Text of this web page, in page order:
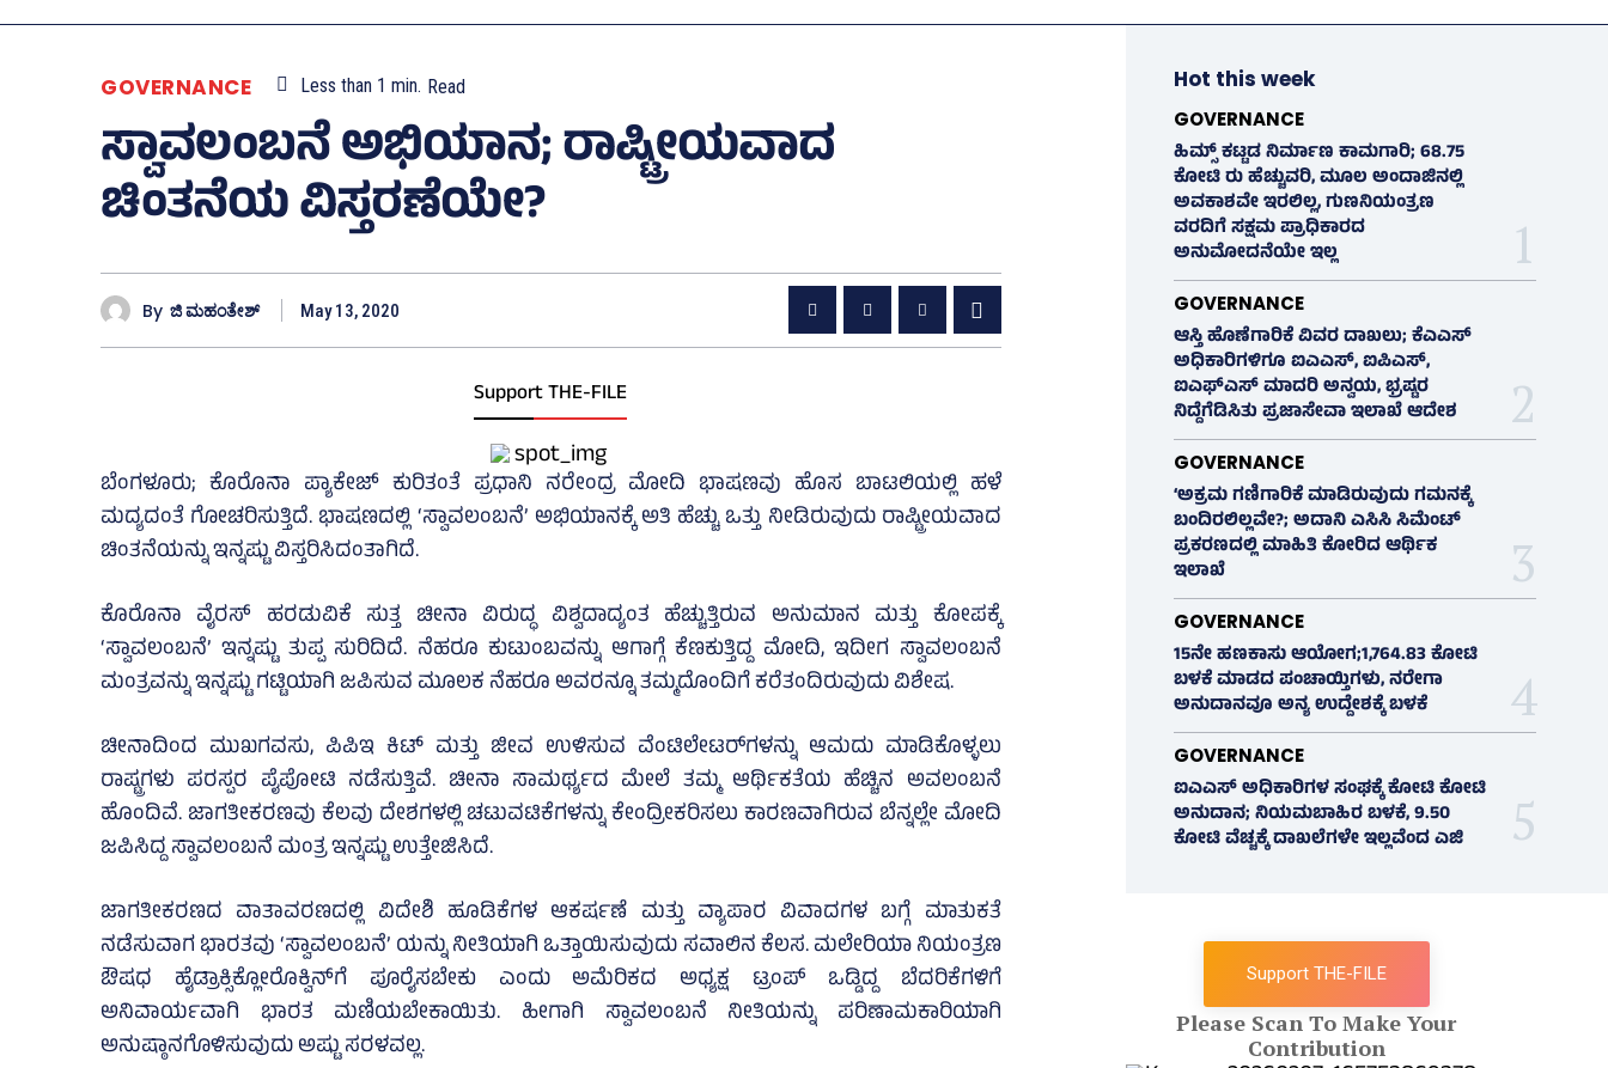
GOVERNANCE Less than 1 min. Read
ಸ್ವಾವಲಂಬನೆ ಅಭಿಯಾನ; ರಾಷ್ಟ್ರೀಯವಾದ
ಚಿಂತನೆಯ ವಿಸ್ತರಣೆಯೇ?
By ಜಿ ಮಹಂತೇಶ್ May 13, 2020
Support THE-FILE
ಬೆಂಗಳೂರು; ಕೊರೊನಾ ಪ್ಯಾಕೇಜ್‌ ಕುರಿತಂತೆ ಪ್ರಧಾನಿ ನರೇಂದ್ರ ಮೋದಿ ಭಾಷಣವು ಹೊಸ ಬಾಟಲಿಯಲ್ಲಿ ಹಳೆ
ಮದ್ಯದಂತೆ ಗೋಚರಿಸುತ್ತಿದೆ. ಭಾಷಣದಲ್ಲಿ ‘ಸ್ವಾವಲಂಬನೆ’ ಅಭಿಯಾನಕ್ಕೆ ಅತಿ ಹೆಚ್ಚು ಒತ್ತು ನೀಡಿರುವುದು ರಾಷ್ಟ್ರೀಯವಾದ
ಚಿಂತನೆಯನ್ನು ಇನ್ನಷ್ಟು ವಿಸ್ತರಿಸಿದಂತಾಗಿದೆ.
ಕೊರೊನಾ ವೈರಸ್ ಹರಡುವಿಕೆ ಸುತ್ತ ಚೀನಾ ವಿರುದ್ಧ ವಿಶ್ವದಾದ್ಯಂತ ಹೆಚ್ಚುತ್ತಿರುವ ಅನುಮಾನ ಮತ್ತು ಕೋಪಕ್ಕೆ
‘ಸ್ವಾವಲಂಬನೆ’ ಇನ್ನಷ್ಟು ತುಪ್ಪ ಸುರಿದಿದೆ. ನೆಹರೂ ಕುಟುಂಬವನ್ನು ಆಗಾಗ್ಗೆ ಕೆಣಕುತ್ತಿದ್ದ ಮೋದಿ, ಇದೀಗ ಸ್ವಾವಲಂಬನೆ
ಮಂತ್ರವನ್ನು ಇನ್ನಷ್ಟು ಗಟ್ಟಿಯಾಗಿ ಜಪಿಸುವ ಮೂಲಕ ನೆಹರೂ ಅವರನ್ನೂ ತಮ್ಮದೊಂದಿಗೆ ಕರೆತಂದಿರುವುದು ವಿಶೇಷ.
ಚೀನಾದಿಂದ ಮುಖಗವಸು, ಪಿಪಿಇ ಕಿಟ್‌ ಮತ್ತು ಜೀವ ಉಳಿಸುವ ವೆಂಟಿಲೇಟರ್‌ಗಳನ್ನು ಆಮದು ಮಾಡಿಕೊಳ್ಳಲು
ರಾಷ್ಟ್ರಗಳು ಪರಸ್ಪರ ಪೈಪೋಟಿ ನಡೆಸುತ್ತಿವೆ. ಚೀನಾ ಸಾಮರ್ಥ್ಯದ ಮೇಲೆ ತಮ್ಮ ಆರ್ಥಿಕತೆಯ ಹೆಚ್ಚಿನ ಅವಲಂಬನೆ
ಹೊಂದಿವೆ. ಜಾಗತೀಕರಣವು ಕೆಲವು ದೇಶಗಳಲ್ಲಿ ಚಟುವಟಿಕೆಗಳನ್ನು ಕೇಂದ್ರೀಕರಿಸಲು ಕಾರಣವಾಗಿರುವ ಬೆನ್ನಲ್ಲೇ ಮೋದಿ
ಜಪಿಸಿದ್ದ ಸ್ವಾವಲಂಬನೆ ಮಂತ್ರ ಇನ್ನಷ್ಟು ಉತ್ತೇಜಿಸಿದೆ.
ಜಾಗತೀಕರಣದ ವಾತಾವರಣದಲ್ಲಿ ವಿದೇಶಿ ಹೂಡಿಕೆಗಳ ಆಕರ್ಷಣೆ ಮತ್ತು ವ್ಯಾಪಾರ ವಿವಾದಗಳ ಬಗ್ಗೆ ಮಾತುಕತೆ
ನಡೆಸುವಾಗ ಭಾರತವು ‘ಸ್ವಾವಲಂಬನೆ’ ಯನ್ನು ನೀತಿಯಾಗಿ ಒತ್ತಾಯಿಸುವುದು ಸವಾಲಿನ ಕೆಲಸ. ಮಲೇರಿಯಾ ನಿಯಂತ್ರಣ
ಔಷಧ ಹೈಡ್ರಾಕ್ಸಿಕ್ಲೋರೊಕ್ವಿನ್‌ಗೆ ಪೂರೈಸಬೇಕು ಎಂದು ಅಮೆರಿಕದ ಅಧ್ಯಕ್ಷ ಟ್ರಂಪ್‌ ಒಡ್ಡಿದ್ದ ಬೆದರಿಕೆಗಳಿಗೆ
ಅನಿವಾರ್ಯವಾಗಿ ಭಾರತ ಮಣಿಯಬೇಕಾಯಿತು. ಹೀಗಾಗಿ ಸ್ವಾವಲಂಬನೆ ನೀತಿಯನ್ನು ಪರಿಣಾಮಕಾರಿಯಾಗಿ
ಅನುಷ್ಠಾನಗೊಳಿಸುವುದು ಅಷ್ಟು ಸರಳವಲ್ಲ.
Hot this week
GOVERNANCE
ಹಿಮ್ಸ್‌ ಕಟ್ಟಡ ನಿರ್ಮಾಣ ಕಾಮಗಾರಿ; 68.75
ಕೋಟಿ ರು ಹೆಚ್ಚುವರಿ, ಮೂಲ ಅಂದಾಜಿನಲ್ಲಿ
ಅವಕಾಶವೇ ಇರಲಿಲ್ಲ, ಗುಣನಿಯಂತ್ರಣ
ವರದಿಗೆ ಸಕ್ಷಮ ಪ್ರಾಧಿಕಾರದ
ಅನುಮೋದನೆಯೇ ಇಲ್ಲ
GOVERNANCE
ಆಸ್ತಿ ಹೊಣೆಗಾರಿಕೆ ವಿವರ ದಾಖಲು; ಕೆಎಎಸ್
ಅಧಿಕಾರಿಗಳಿಗೂ ಐಎಎಸ್‌, ಐಪಿಎಸ್‌,
ಐಎಫ್‌ಎಸ್‌ ಮಾದರಿ ಅನ್ವಯ, ಭ್ರಷ್ಟರ
ನಿದ್ದೆಗೆಡಿಸಿತು ಪ್ರಜಾಸೇವಾ ಇಲಾಖೆ ಆದೇಶ
GOVERNANCE
‘ಅಕ್ರಮ ಗಣಿಗಾರಿಕೆ ಮಾಡಿರುವುದು ಗಮನಕ್ಕೆ
ಬಂದಿರಲಿಲ್ಲವೇ?; ಅದಾನಿ ಎಸಿಸಿ ಸಿಮೆಂಟ್
ಪ್ರಕರಣದಲ್ಲಿ ಮಾಹಿತಿ ಕೋರಿದ ಆರ್ಥಿಕ
ಇಲಾಖೆ
GOVERNANCE
15ನೇ ಹಣಕಾಸು ಆಯೋಗ;1,764.83 ಕೋಟಿ
ಬಳಕೆ ಮಾಡದ ಪಂಚಾಯ್ತಿಗಳು, ನರೇಗಾ
ಅನುದಾನವೂ ಅನ್ಯ ಉದ್ದೇಶಕ್ಕೆ ಬಳಕೆ
GOVERNANCE
ಐಎಎಸ್‌ ಅಧಿಕಾರಿಗಳ ಸಂಘಕ್ಕೆ ಕೋಟಿ ಕೋಟಿ
ಅನುದಾನ; ನಿಯಮಬಾಹಿರ ಬಳಕೆ, 9.50
ಕೋಟಿ ವೆಚ್ಚಕ್ಕೆ ದಾಖಲೆಗಳೇ ಇಲ್ಲವೆಂದ ಎಜಿ
Support THE-FILE
Please Scan To Make Your
Contribution